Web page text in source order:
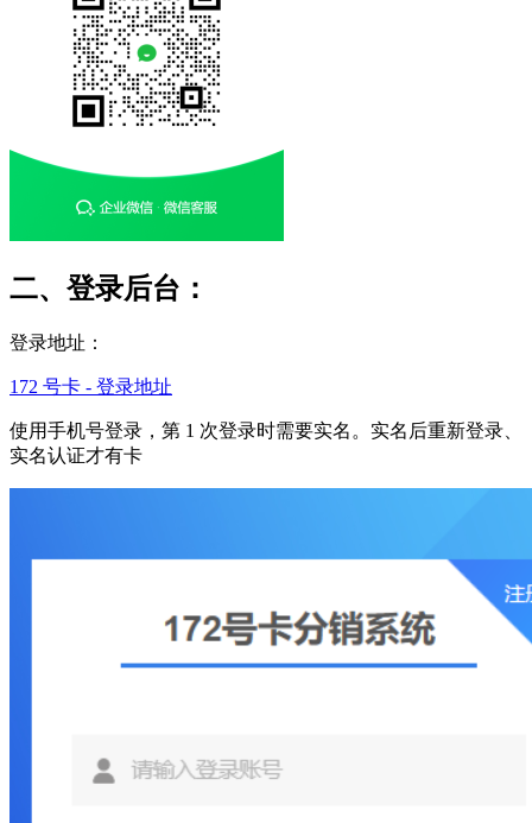
二、登录后台：
登录地址：
172 号卡 - 登录地址
使用手机号登录，第 1 次登录时需要实名。实名后重新登录、
实名认证才有卡